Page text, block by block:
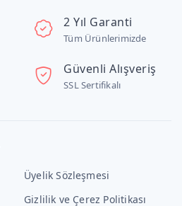
2 Yıl Garanti
Tüm Ürünlerimizde
Güvenli Alışveriş
SSL Sertifikalı
Üyelik Sözleşmesi
Gizlilik ve Çerez Politikası